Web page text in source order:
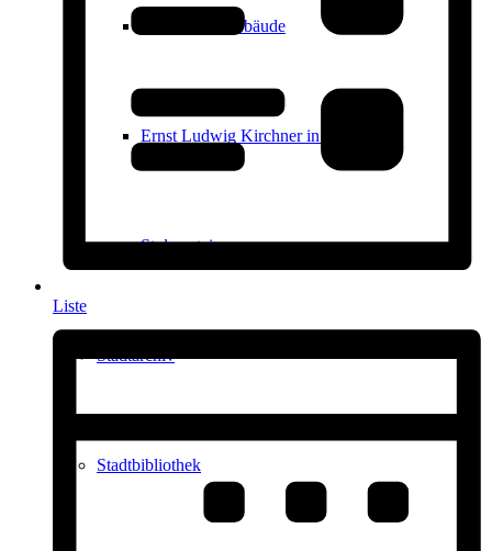
Historische Gebäude
Ernst Ludwig Kirchner in Königstein
Stolpersteine
Stadtarchiv
Stadtbibliothek
Liste